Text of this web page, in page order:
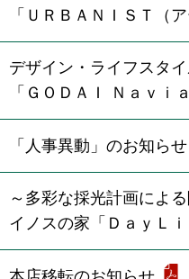
「ＵＲＢＡＮＩＳＴ（
デザイン・ライフスタ
「ＧＯＤＡＩ Ｎａｖｉ
「人事異動」のお知らせ
～多彩な採光計画によ
イノスの家「ＤａｙＬ